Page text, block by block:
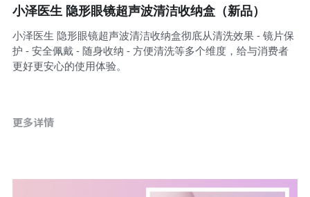
小泽医生 隐形眼镜超声波清洁收纳盒（新品）
小泽医生 隐形眼镜超声波清洁收纳盒彻底从清洗效果 - 镜片保
护 - 安全佩戴 - 随身收纳 - 方便清洗等多个维度，给与消费者
更好更安心的使用体验。
更多详情